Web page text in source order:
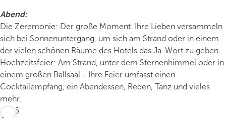
Abend:
Die Zeremonie: Der große Moment. Ihre Lieben versammeln
sich bei Sonnenuntergang, um sich am Strand oder in einem
der vielen schönen Räume des Hotels das Ja-Wort zu geben.
Hochzeitsfeier: Am Strand, unter dem Sternenhimmel oder in
einem großen Ballsaal - Ihre Feier umfasst einen
Cocktailempfang, ein Abendessen, Reden, Tanz und vieles
mehr.
Tag 5